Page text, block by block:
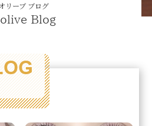
リーブ ブログ
Blog